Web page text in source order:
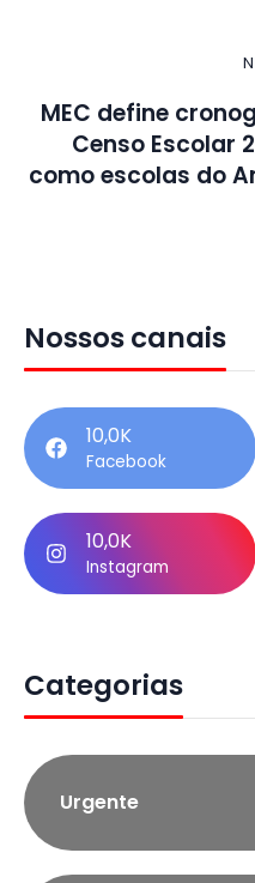
MEC define
Censo Escolar
como escolas do
Nossos canais
10,0K
Facebook
10,0K
Instagram
Categorias
Urgente